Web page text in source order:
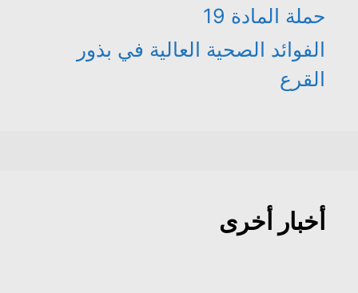
حملة المادة 19
الفوائد الصحية العالية في بذور
القرع
أخبار أخرى